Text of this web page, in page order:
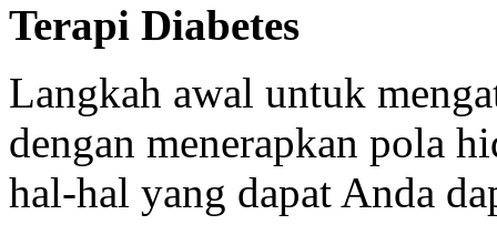
Terapi Diabetes
Langkah awal untuk
dengan menerapkan pola
hal-hal yang dapat Anda